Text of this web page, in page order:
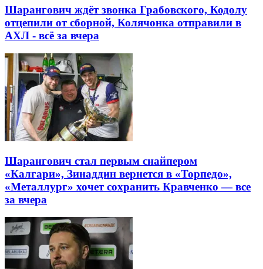
Шарангович ждёт звонка Грабовского, Кодолу
отцепили от сборной, Колячонка отправили в
АХЛ - всё за вчера
Шарангович стал первым снайпером
«Калгари», Зинаддин вернется в «Торпедо»,
«Металлург» хочет сохранить Кравченко — все
за вчера